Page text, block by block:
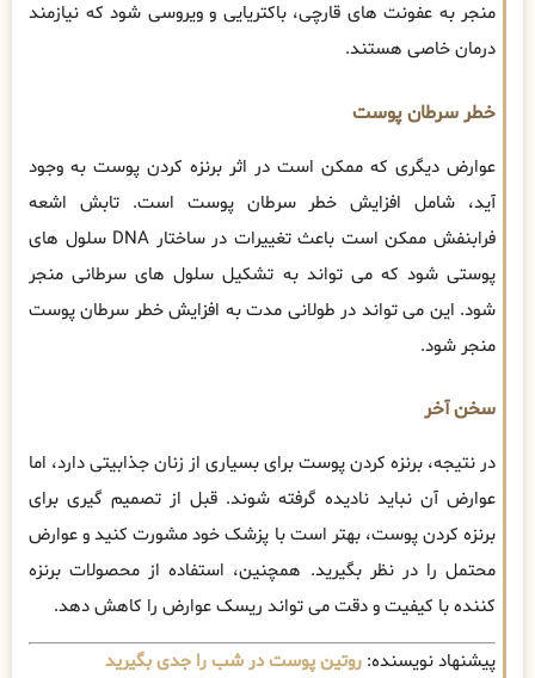
منجر به عفونت های قارچی، باکتریایی و ویروسی شود که نیازمند
درمان خاصی هستند.
خطر سرطان پوست
عوارض دیگری که ممکن است در اثر برنزه کردن پوست به وجود
آید، شامل افزایش خطر سرطان پوست است. تابش اشعه
فرابنفش ممکن است باعث تغییرات در ساختار DNA سلول های
پوستی شود که می تواند به تشکیل سلول های سرطانی منجر
شود. این می تواند در طولانی مدت به افزایش خطر سرطان پوست
منجر شود.
سخن آخر
در نتیجه، برنزه کردن پوست برای بسیاری از زنان جذابیتی دارد، اما
عوارض آن نباید نادیده گرفته شوند. قبل از تصمیم گیری برای
برنزه کردن پوست، بهتر است با پزشک خود مشورت کنید و عوارض
محتمل را در نظر بگیرید. همچنین، استفاده از محصولات برنزه
کننده با کیفیت و دقت می تواند ریسک عوارض را کاهش دهد.
پیشنهاد نویسنده: روتین پوست در شب را جدی بگیرید